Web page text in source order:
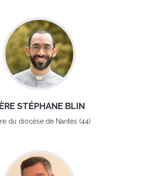
STÉPHANE BLIN
du diocèse de Nantes (44)